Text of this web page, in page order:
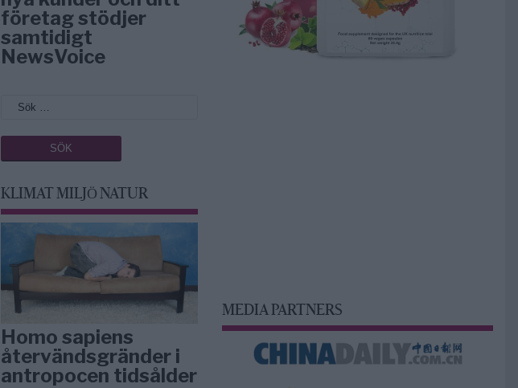
företag stödjer
samtidigt
NewsVoice
KLIMAT MILJÖ NATUR
Homo sapiens
återvändsgränder i
antropocen tidsålder
MEDIA PARTNERS